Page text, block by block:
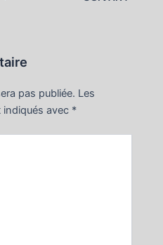
pas publiée. Les
avec *